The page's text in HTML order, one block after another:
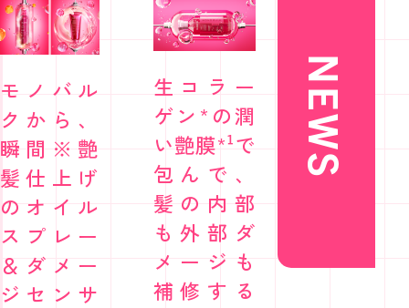
NEWS
モノバル
クから、
瞬間※艶
髪仕上げ
のオイル
スプレー
＆ダメー
ジセンサ
生コラー
ゲン*の潤
い艶膜*¹で
包んで、
髪の内部
も外部ダ
メージも
補修する